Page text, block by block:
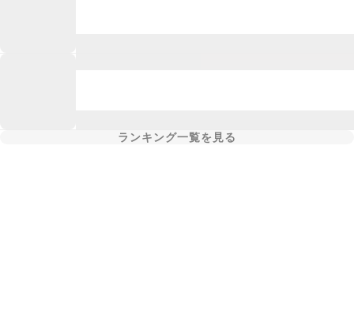
ランキング一覧を見る